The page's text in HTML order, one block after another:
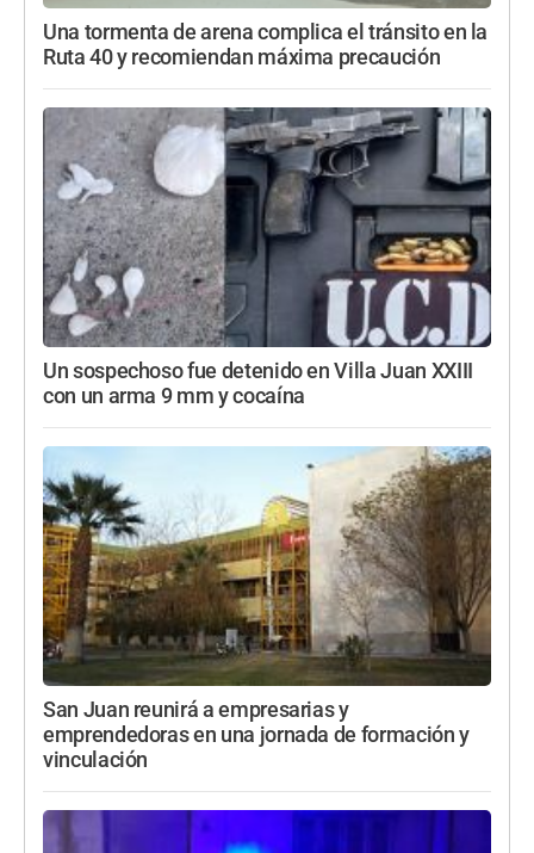
Una tormenta de arena complica el tránsito en la
Ruta 40 y recomiendan máxima precaución
Un sospechoso fue detenido en Villa Juan XXIII
con un arma 9 mm y cocaína
San Juan reunirá a empresarias y
emprendedoras en una jornada de formación y
vinculación